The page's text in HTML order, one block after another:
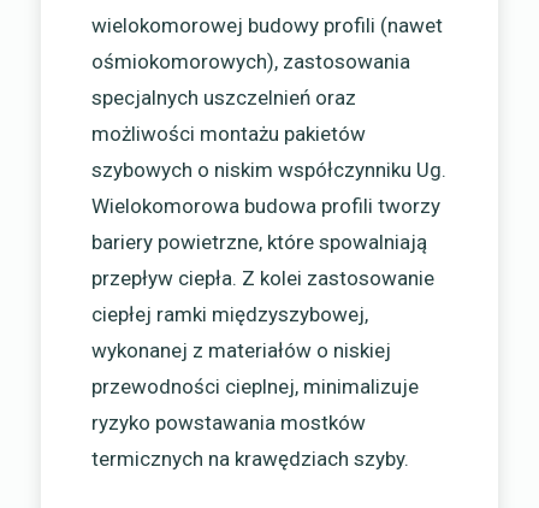
wielokomorowej budowy profili (nawet
ośmiokomorowych), zastosowania
specjalnych uszczelnień oraz
możliwości montażu pakietów
szybowych o niskim współczynniku Ug.
Wielokomorowa budowa profili tworzy
bariery powietrzne, które spowalniają
przepływ ciepła. Z kolei zastosowanie
ciepłej ramki międzyszybowej,
wykonanej z materiałów o niskiej
przewodności cieplnej, minimalizuje
ryzyko powstawania mostków
termicznych na krawędziach szyby.